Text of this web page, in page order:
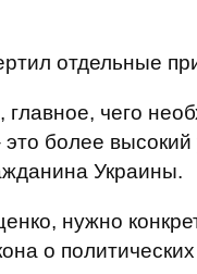
отдельные
главное, чего
это более
Украины.
нужно
о